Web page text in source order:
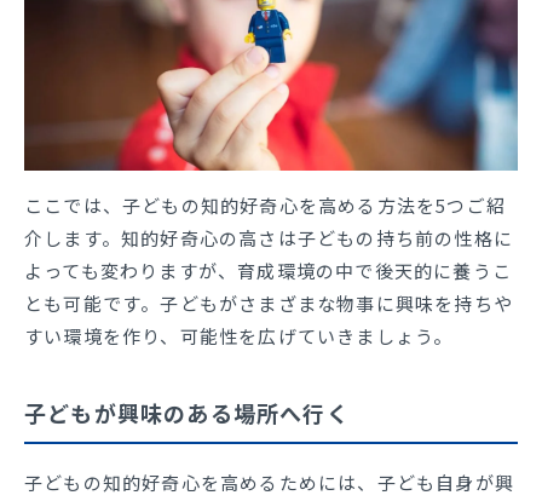
ここでは、子どもの知的好奇心を高める方法を5つご紹
介します。知的好奇心の高さは子どもの持ち前の性格に
よっても変わりますが、育成環境の中で後天的に養うこ
とも可能です。子どもがさまざまな物事に興味を持ちや
すい環境を作り、可能性を広げていきましょう。
子どもが興味のある場所へ行く
子どもの知的好奇心を高めるためには、子ども自身が興